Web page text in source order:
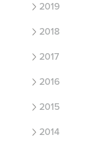
2019
2018
2017
2016
2015
2014